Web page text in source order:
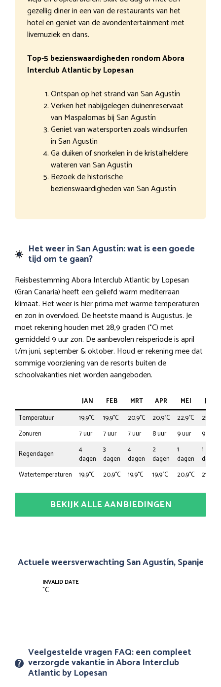
gezellig diner in een van de restaurants van het
hotel en geniet van de avondentertainment met
livemuziek en dans.
Top-5 bezienswaardigheden rondom Abora
Interclub Atlantic by Lopesan
Ontspan op het strand van San Agustín
Verken het nabijgelegen duinenreservaat
van Maspalomas bij San Agustín
Geniet van watersporten zoals windsurfen
in San Agustín
Ga duiken of snorkelen in de kristalheldere
wateren van San Agustín
Bezoek de historische
bezienswaardigheden van San Agustín
Het weer in San Agustín: wat is een goede
tijd om te gaan?
Reisbestemming Abora Interclub Atlantic by Lopesan
(Gran Canaria) heeft een geliefd warm mediterraan
klimaat. Het weer is hier prima met warme temperaturen
en zon in overvloed. De heetste maand is Augustus. Je
moet rekening houden met 28,9 graden (°C) met
gemiddeld 9 uur zon. De aanbevolen reisperiode is april
t/m juni, september & oktober. Houd er rekening mee dat
sommige voorziening van de resorts buiten de
schoolvakanties niet worden aangeboden.
JAN FEB MRT APR MEI
JUN
Temperatuur
19,9°C 19,9°C 20,9°C 20,9°C 22,9°C
25,9°C
Zonuren
7 uur 7 uur 7 uur 8 uur 9 uur
9 uur
Regendagen
4
dagen
3
dagen
4
dagen
2
dagen
1
dagen
1
dagen
Watertemperaturen
19,9°C 20,9°C 19,9°C 19,9°C 20,9°C 21,9°C
BEKIJK ALLE AANBIEDINGEN
Actuele weersverwachting San Agustín, Spanje
INVALID DATE
°C
Veelgestelde vragen FAQ: een compleet
verzorgde vakantie in Abora Interclub
Atlantic by Lopesan